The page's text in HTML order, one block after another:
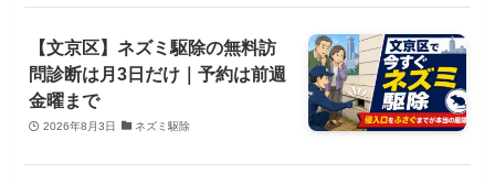
【文京区】ネズミ駆除の無料訪
問診断は月3日だけ｜予約は前週
金曜まで
2026年8月3日 ネズミ駆除